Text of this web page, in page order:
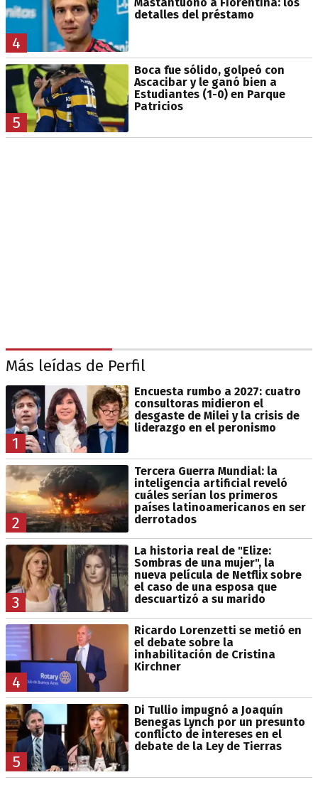
4
Mastantuono a Fiorentina: los
detalles del préstamo
5
Boca fue sólido, golpeó con
Ascacibar y le ganó bien a
Estudiantes (1-0) en Parque
Patricios
Más leídas de Perfil
1
Encuesta rumbo a 2027: cuatro
consultoras midieron el
desgaste de Milei y la crisis de
liderazgo en el peronismo
2
Tercera Guerra Mundial: la
inteligencia artificial reveló
cuáles serían los primeros
países latinoamericanos en ser
derrotados
3
La historia real de "Elize:
Sombras de una mujer", la
nueva película de Netflix sobre
el caso de una esposa que
descuartizó a su marido
4
Ricardo Lorenzetti se metió en
el debate sobre la
inhabilitación de Cristina
Kirchner
5
Di Tullio impugnó a Joaquín
Benegas Lynch por un presunto
conflicto de intereses en el
debate de la Ley de Tierras